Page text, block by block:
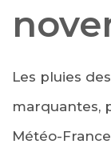
Les pluies
marquantes,
Météo-